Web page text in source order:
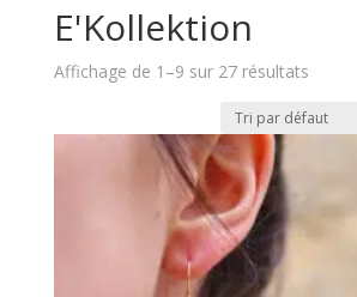
E'Kollektion
Affichage de 1–9 sur 27 résultats